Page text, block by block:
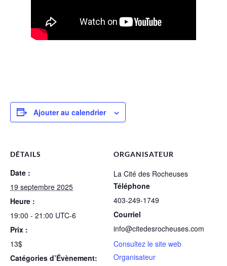
Ajouter au calendrier
DÉTAILS
Date :
19 septembre 2025
Heure :
19:00 - 21:00 UTC-6
Prix :
13$
Catégories d’Évènement:
ORGANISATEUR
La Cité des Rocheuses
Téléphone
403-249-1749
Courriel
info@citedesrocheuses.com
Consultez le site web
Organisateur